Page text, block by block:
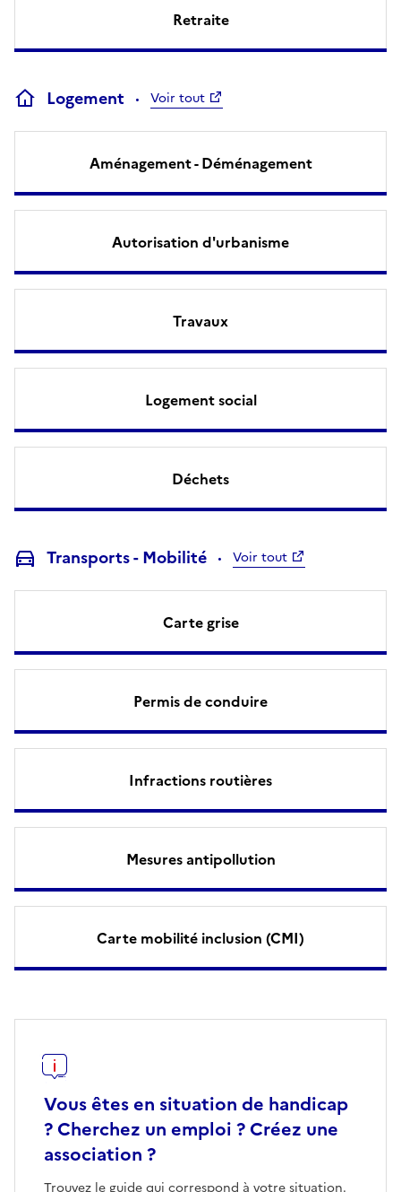
Retraite
Logement Voir tout
Aménagement - Déménagement
Autorisation d'urbanisme
Travaux
Logement social
Déchets
Transports - Mobilité Voir tout
Carte grise
Permis de conduire
Infractions routières
Mesures antipollution
Carte mobilité inclusion (CMI)
Vous êtes en situation de handicap
? Cherchez un emploi ? Créez une
association ?
Trouvez le guide qui correspond à votre situation.